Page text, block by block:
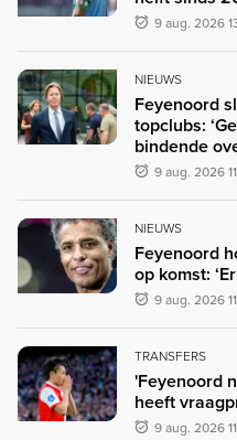
9 aug. 2026
NIEUWS
Feyenoord
topclubs:
bindende
9 aug. 2026
NIEUWS
Feyenoord
op komst:
9 aug. 2026
TRANSFERS
'Feyenoord
heeft
9 aug. 2026